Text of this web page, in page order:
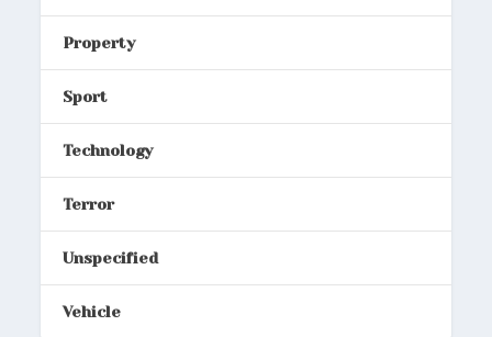
Property
Sport
Technology
Terror
Unspecified
Vehicle